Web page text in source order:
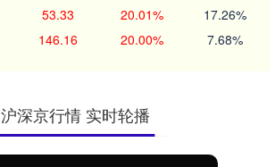
53.33 20.01% 17.26%
146.16 20.00% 7.68%
沪深京行情 实时轮播